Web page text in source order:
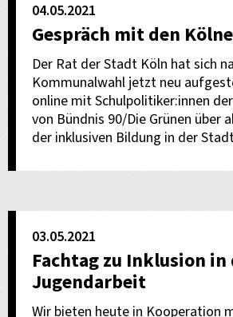
04.05.2021
Gespräch mit den
Der Rat der Stadt Köln hat sich
Kommunalwahl jetzt neu
online mit Schulpolitiker:innen
von Bündnis 90/Die Grünen über
der inklusiven Bildung in der
03.05.2021
Fachtag zu Inklusion in
Jugendarbeit
Wir bieten heute in Kooperation